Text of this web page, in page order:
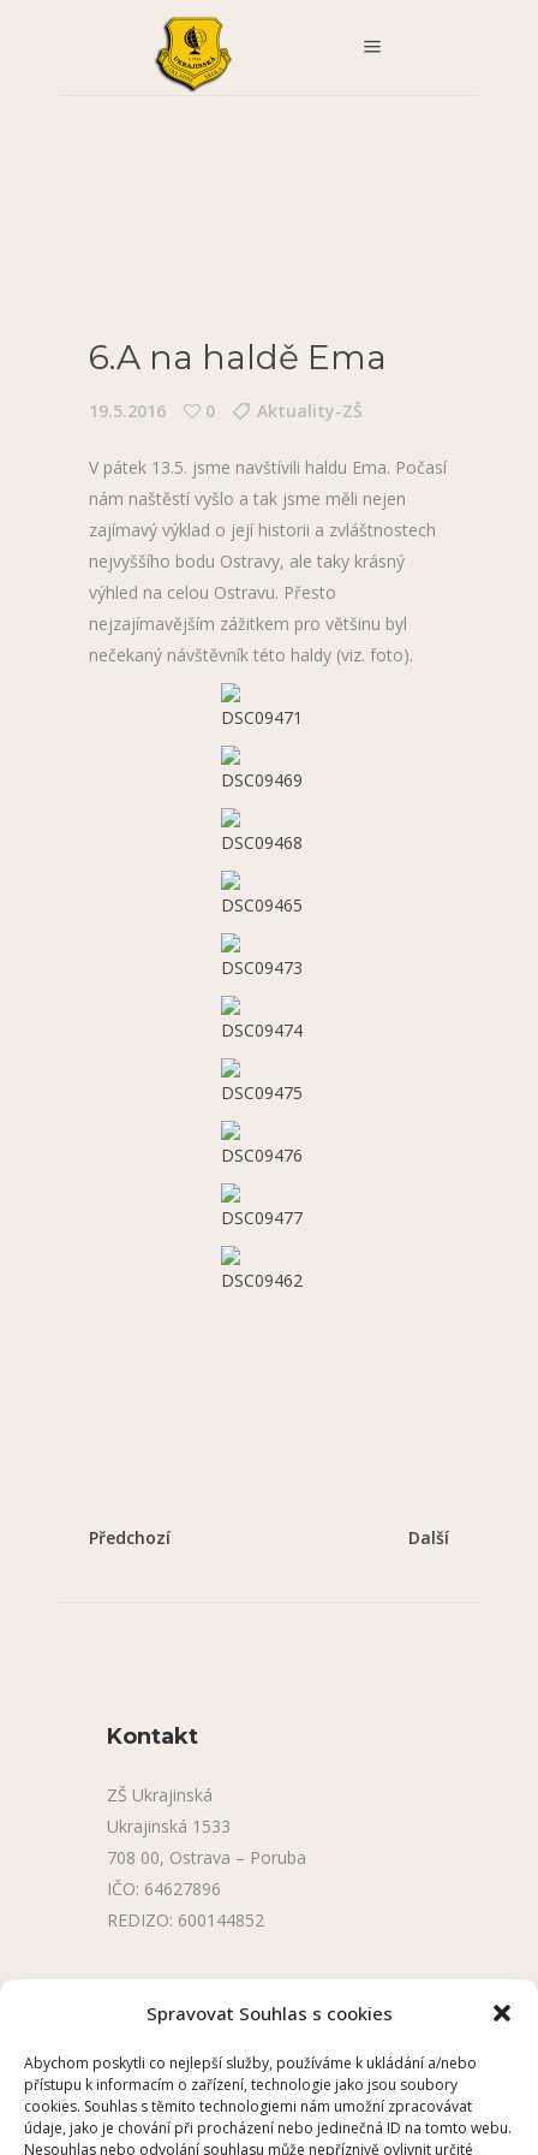
Spravovat Souhlas s cookies
Abychom poskytli co nejlepší služby, používáme k ukládání a/nebo
přístupu k informacím o zařízení, technologie jako jsou soubory
cookies. Souhlas s těmito technologiemi nám umožní zpracovávat
údaje, jako je chování při procházení nebo jedinečná ID na tomto webu.
Nesouhlas nebo odvolání souhlasu může nepříznivě ovlivnit určité
6.A na haldě Ema
19.5.2016 0 Aktuality-ZŠ
V pátek 13.5. jsme navštívili haldu Ema. Počasí
nám naštěstí vyšlo a tak jsme měli nejen
zajímavý výklad o její historii a zvláštnostech
nejvyššího bodu Ostravy, ale taky krásný
výhled na celou Ostravu. Přesto
nejzajímavějším zážitkem pro většinu byl
nečekaný návštěvník této haldy (viz. foto).
Předchozí Další
Kontakt
ZŠ Ukrajinská
Ukrajinská 1533
708 00, Ostrava – Poruba
IČO: 64627896
REDIZO: 600144852
Úřední deska
Školní aplikace